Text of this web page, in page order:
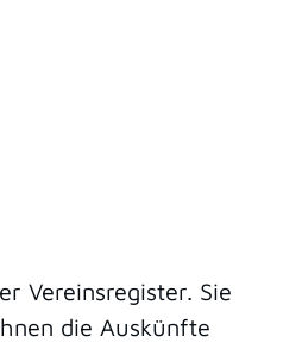
Vereinsregister. Sie
die Auskünfte